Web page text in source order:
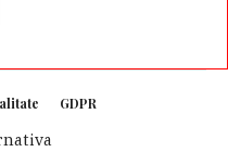
GDPR